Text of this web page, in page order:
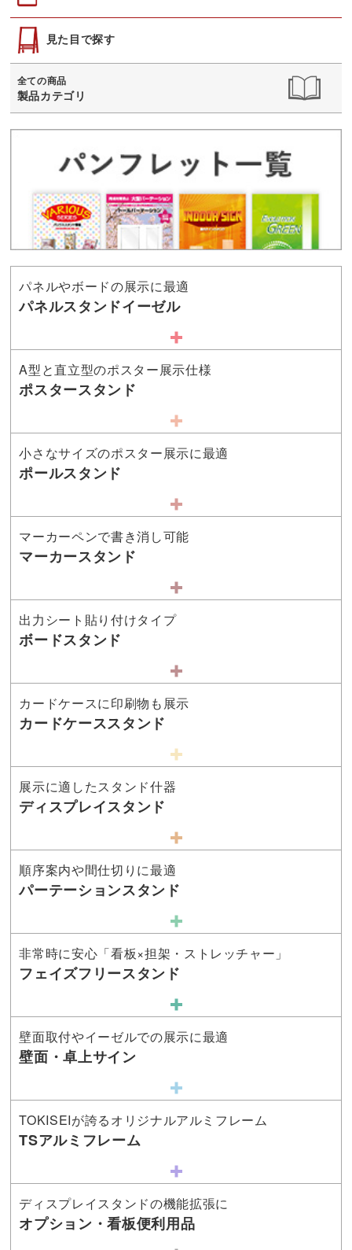
見た目で探す
全ての商品
製品カテゴリ
パネルやボードの展示に最適
パネルスタンドイーゼル
A型と直立型のポスター展示仕様
ポスタースタンド
小さなサイズのポスター展示に最適
ポールスタンド
マーカーペンで書き消し可能
マーカースタンド
出力シート貼り付けタイプ
ボードスタンド
カードケースに印刷物も展示
カードケーススタンド
展示に適したスタンド什器
ディスプレイスタンド
順序案内や間仕切りに最適
パーテーションスタンド
非常時に安心「看板×担架・ストレッチャー」
フェイズフリースタンド
壁面取付やイーゼルでの展示に最適
壁面・卓上サイン
TOKISEIが誇るオリジナルアルミフレーム
TSアルミフレーム
ディスプレイスタンドの機能拡張に
オプション・看板便利用品